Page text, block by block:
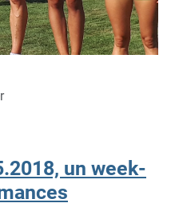
un week-